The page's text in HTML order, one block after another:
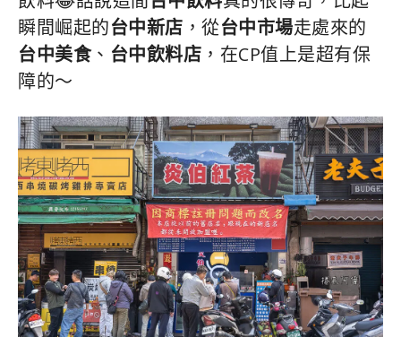
瞬間崛起的台中新店 ，從台中市場走處來的
台中美食、 台中飲料店 ，在CP值上是超有保
障的～